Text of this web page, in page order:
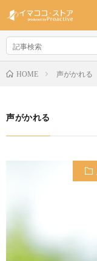
HOME 声がかれる
声がかれる